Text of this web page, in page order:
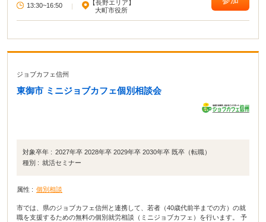
13:30~16:50
【長野エリア】
大町市役所
ジョブカフェ信州
東御市 ミニジョブカフェ個別相談会
対象卒年 : 2027年卒 2028年卒 2029年卒 2030年卒 既卒（転職）
種別 : 就活セミナー
属性 : 個別相談
市では、県のジョブカフェ信州と連携して、若者（40歳代前半までの方）の就
職を支援するための無料の個別就労相談（ミニジョブカフェ）を行います。 予